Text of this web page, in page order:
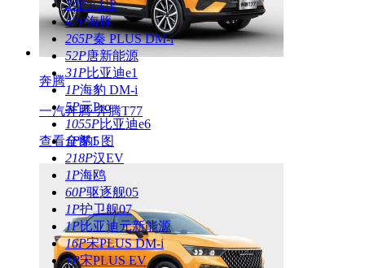
24P元UP
42P海豚
265P秦 PLUS DM-i
52P唐新能源
31P比亚迪e1
1P海豹 DM-i
5P元Pro
1055P比亚迪e6
1P豹5
218P汉EV
1P海鸥
60P驱逐舰05
1P护卫舰07
1P比亚迪元新能源
16P宋PLUS DM-i
1P宋PLUS EV
奔腾
一汽奔腾-奔腾T77
查看全部1 图